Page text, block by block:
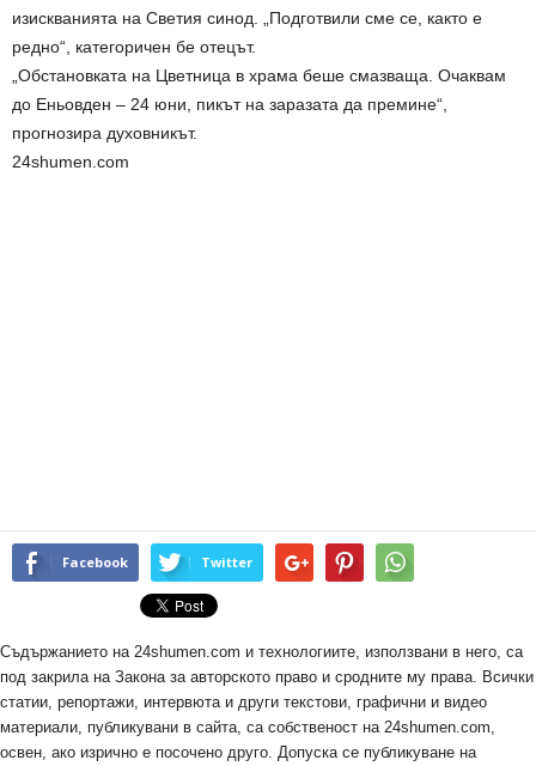
изискванията на Светия синод. „Подготвили сме се, както е
редно“, категоричен бе отецът.
„Обстановката на Цветница в храма беше смазваща. Очаквам
до Еньовден – 24 юни, пикът на заразата да премине“,
прогнозира духовникът.
24shumen.com
Facebook Twitter
Съдържанието на 24shumen.com и технологиите, използвани в него, са
под закрила на Закона за авторското право и сродните му права. Всички
статии, репортажи, интервюта и други текстови, графични и видео
материали, публикувани в сайта, са собственост на 24shumen.com,
освен, ако изрично е посочено друго. Допуска се публикуване на